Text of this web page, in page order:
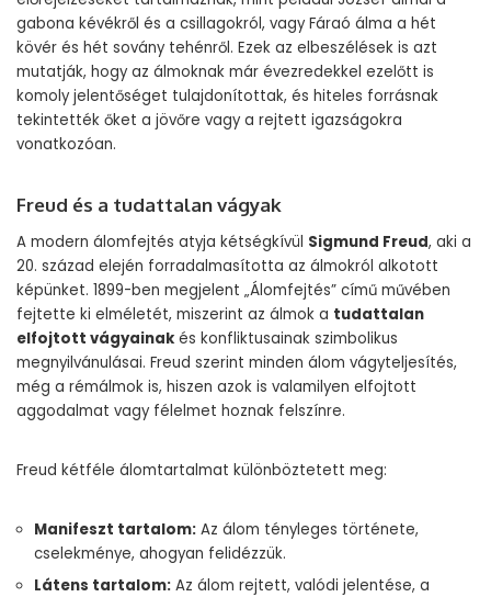
gabona kévékről és a csillagokról, vagy Fáraó álma a hét
kövér és hét sovány tehénről. Ezek az elbeszélések is azt
mutatják, hogy az álmoknak már évezredekkel ezelőtt is
komoly jelentőséget tulajdonítottak, és hiteles forrásnak
tekintették őket a jövőre vagy a rejtett igazságokra
vonatkozóan.
Freud és a tudattalan vágyak
A modern álomfejtés atyja kétségkívül Sigmund Freud, aki a
20. század elején forradalmasította az álmokról alkotott
képünket. 1899-ben megjelent „Álomfejtés” című művében
fejtette ki elméletét, miszerint az álmok a tudattalan
elfojtott vágyainak és konfliktusainak szimbolikus
megnyilvánulásai. Freud szerint minden álom vágyteljesítés,
még a rémálmok is, hiszen azok is valamilyen elfojtott
aggodalmat vagy félelmet hoznak felszínre.
Freud kétféle álomtartalmat különböztetett meg:
Manifeszt tartalom: Az álom tényleges története,
cselekménye, ahogyan felidézzük.
Látens tartalom: Az álom rejtett, valódi jelentése, a